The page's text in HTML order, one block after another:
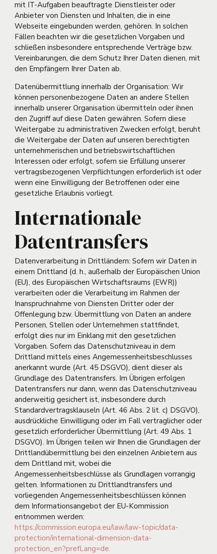
mit IT-Aufgaben beauftragte Dienstleister oder
Anbieter von Diensten und Inhalten, die in eine
Webseite eingebunden werden, gehören. In solchen
Fällen beachten wir die gesetzlichen Vorgaben und
schließen insbesondere entsprechende Verträge bzw.
Vereinbarungen, die dem Schutz Ihrer Daten dienen, mit
den Empfängern Ihrer Daten ab.
Datenübermittlung innerhalb der Organisation: Wir
können personenbezogene Daten an andere Stellen
innerhalb unserer Organisation übermitteln oder ihnen
den Zugriff auf diese Daten gewähren. Sofern diese
Weitergabe zu administrativen Zwecken erfolgt, beruht
die Weitergabe der Daten auf unseren berechtigten
unternehmerischen und betriebswirtschaftlichen
Interessen oder erfolgt, sofern sie Erfüllung unserer
vertragsbezogenen Verpflichtungen erforderlich ist oder
wenn eine Einwilligung der Betroffenen oder eine
gesetzliche Erlaubnis vorliegt.
Internationale
Datentransfers
Datenverarbeitung in Drittländern: Sofern wir Daten in
einem Drittland (d. h., außerhalb der Europäischen Union
(EU), des Europäischen Wirtschaftsraums (EWR))
verarbeiten oder die Verarbeitung im Rahmen der
Inanspruchnahme von Diensten Dritter oder der
Offenlegung bzw. Übermittlung von Daten an andere
Personen, Stellen oder Unternehmen stattfindet,
erfolgt dies nur im Einklang mit den gesetzlichen
Vorgaben. Sofern das Datenschutzniveau in dem
Drittland mittels eines Angemessenheitsbeschlusses
anerkannt wurde (Art. 45 DSGVO), dient dieser als
Grundlage des Datentransfers. Im Übrigen erfolgen
Datentransfers nur dann, wenn das Datenschutzniveau
anderweitig gesichert ist, insbesondere durch
Standardvertragsklauseln (Art. 46 Abs. 2 lit. c) DSGVO),
ausdrückliche Einwilligung oder im Fall vertraglicher oder
gesetzlich erforderlicher Übermittlung (Art. 49 Abs. 1
DSGVO). Im Übrigen teilen wir Ihnen die Grundlagen der
Drittlandübermittlung bei den einzelnen Anbietern aus
dem Drittland mit, wobei die
Angemessenheitsbeschlüsse als Grundlagen vorrangig
gelten. Informationen zu Drittlandtransfers und
vorliegenden Angemessenheitsbeschlüssen können
dem Informationsangebot der EU-Kommission
entnommen werden:
https://commission.europa.eu/law/law-topic/data-
protection/international-dimension-data-
protection_en?prefLang=de.